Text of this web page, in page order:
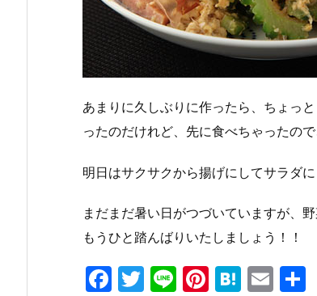
あまりに久しぶりに作ったら、ちょっ
ったのだけれど、先に食べちゃったの
明日はサクサクから揚げにしてサラダに
まだまだ暑い日がつづいていますが、
もうひと踏んばりいたしましょう！！
F
T
Li Pi H
E